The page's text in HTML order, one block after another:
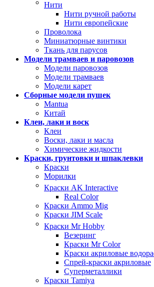
Нити
Нити ручной работы
Нити европейские
Проволока
Миниатюрные винтики
Ткань для парусов
Модели трамваев и паровозов
Модели паровозов
Модели трамваев
Модели карет
Сборные модели пушек
Mantua
Китай
Клеи, лаки и воск
Клеи
Воски, лаки и масла
Химические жидкости
Краски, грунтовки и шпаклевки
Краски
Морилки
Краски AK Interactive
Real Color
Краски Ammo Mig
Краски JIM Scale
Краски Mr Hobby
Везеринг
Краски Mr Color
Краски акриловые
Спрей-краски акриловые
Суперметаллики
Краски Tamiya